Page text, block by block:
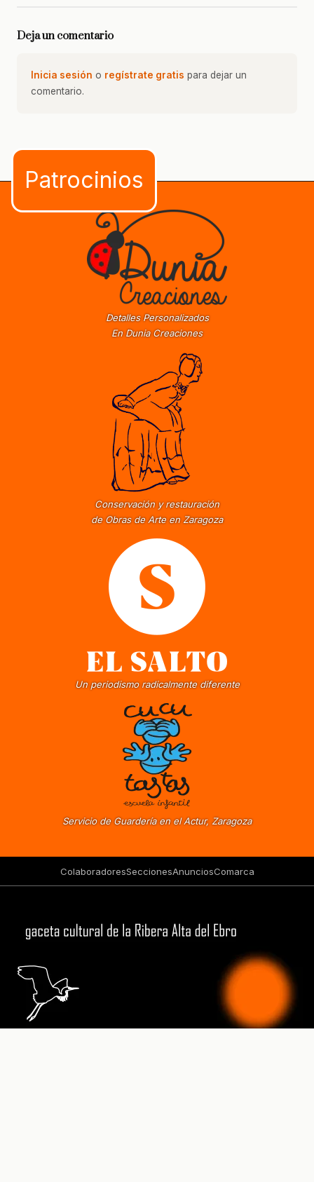
Deja un comentario
Inicia sesión o regístrate gratis para dejar un
comentario.
Detalles Personalizados
En Dunia Creaciones
Conservación y restauración
de Obras de Arte en Zaragoza
Un periodismo radicalmente diferente
Servicio de Guardería en el Actur, Zaragoza
ColaboradoresSeccionesAnunciosComarca